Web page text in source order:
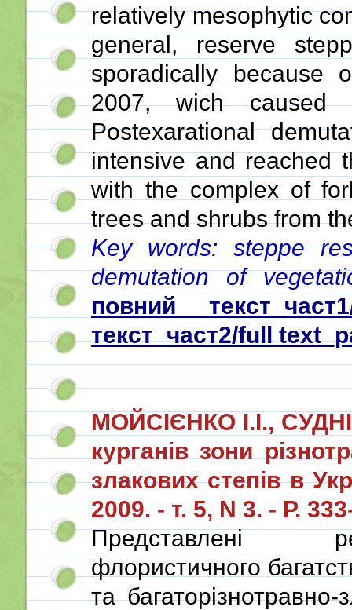
relatively mesophytic
general, reserve
sporadically because
2007, wich caused
Postexarational
intensive and reached
with the complex of
trees and shrubs from
Key words: steppe
demutation of
повний
текст_част2/full
МОЙСІЄНКО І.І.,
курганів зони
злакових степів в
2009. - т. 5, N 3. - Р.
Представлені
флористичного
та